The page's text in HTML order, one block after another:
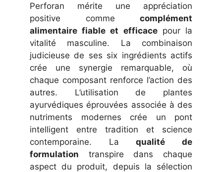
Perforan mérite une appréciation
positive comme complément
alimentaire fiable et efficacepour la
vitalité masculine. La combinaison
judicieuse de ses six ingrédients actifs
crée une synergie remarquable, où
chaque composant renforce l’action des
autres. L’utilisation de plantes
ayurvédiques éprouvées associée à des
nutriments modernes crée un pont
intelligent entre tradition et science
contemporaine. Laqualité de
formulation transpire dans chaque
aspect du produit, depuis la sélection